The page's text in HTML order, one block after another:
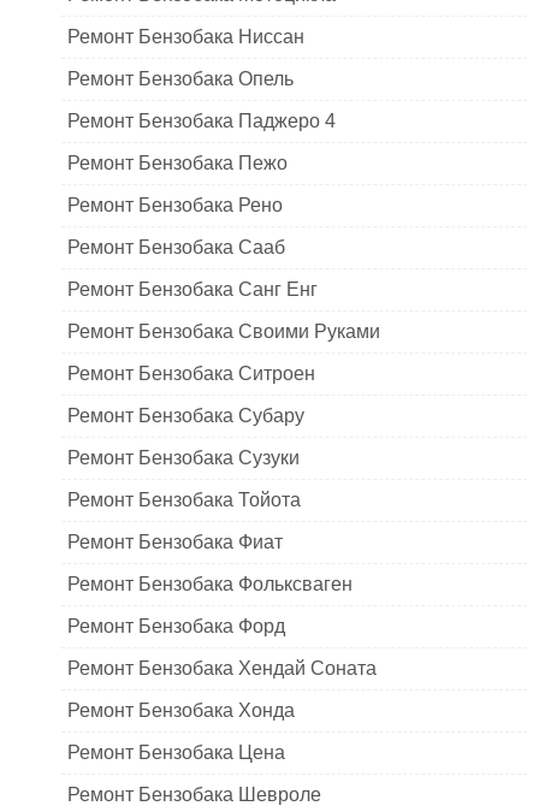
Ремонт Бензобака Ниссан
Ремонт Бензобака Опель
Ремонт Бензобака Паджеро 4
Ремонт Бензобака Пежо
Ремонт Бензобака Рено
Ремонт Бензобака Сааб
Ремонт Бензобака Санг Енг
Ремонт Бензобака Своими Руками
Ремонт Бензобака Ситроен
Ремонт Бензобака Субару
Ремонт Бензобака Сузуки
Ремонт Бензобака Тойота
Ремонт Бензобака Фиат
Ремонт Бензобака Фольксваген
Ремонт Бензобака Форд
Ремонт Бензобака Хендай Соната
Ремонт Бензобака Хонда
Ремонт Бензобака Цена
Ремонт Бензобака Шевроле